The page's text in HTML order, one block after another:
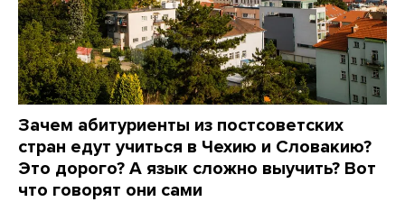
Зачем абитуриенты из постсоветских
стран едут учиться в Чехию и Словакию?
Это дорого? А язык сложно выучить? Вот
что говорят они сами